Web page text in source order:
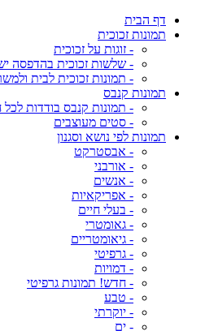
דף הבית
תמונות זכוכית
- זוגות על זכוכית
- שלשות זכוכית בהדפסה
- תמונות זכוכית לבית
תמונות קנבס
- תמונות קנבס בודדות
- סטים מעוצבים
תמונות לפי נושא וסגנון
- אבסטרקט
- אורבני
- אנשים
- אפריקאיות
- בעלי חיים
- גאומטרי
- גיאומטריים
- גרפיטי
- דמויות
- חדש! תמונות גרפיטי
- טבע
- יוקרתי
- ים